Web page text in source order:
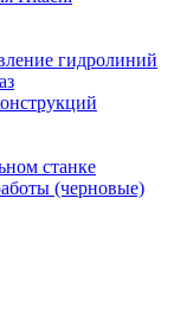
гидролиний
станке
(черновые)